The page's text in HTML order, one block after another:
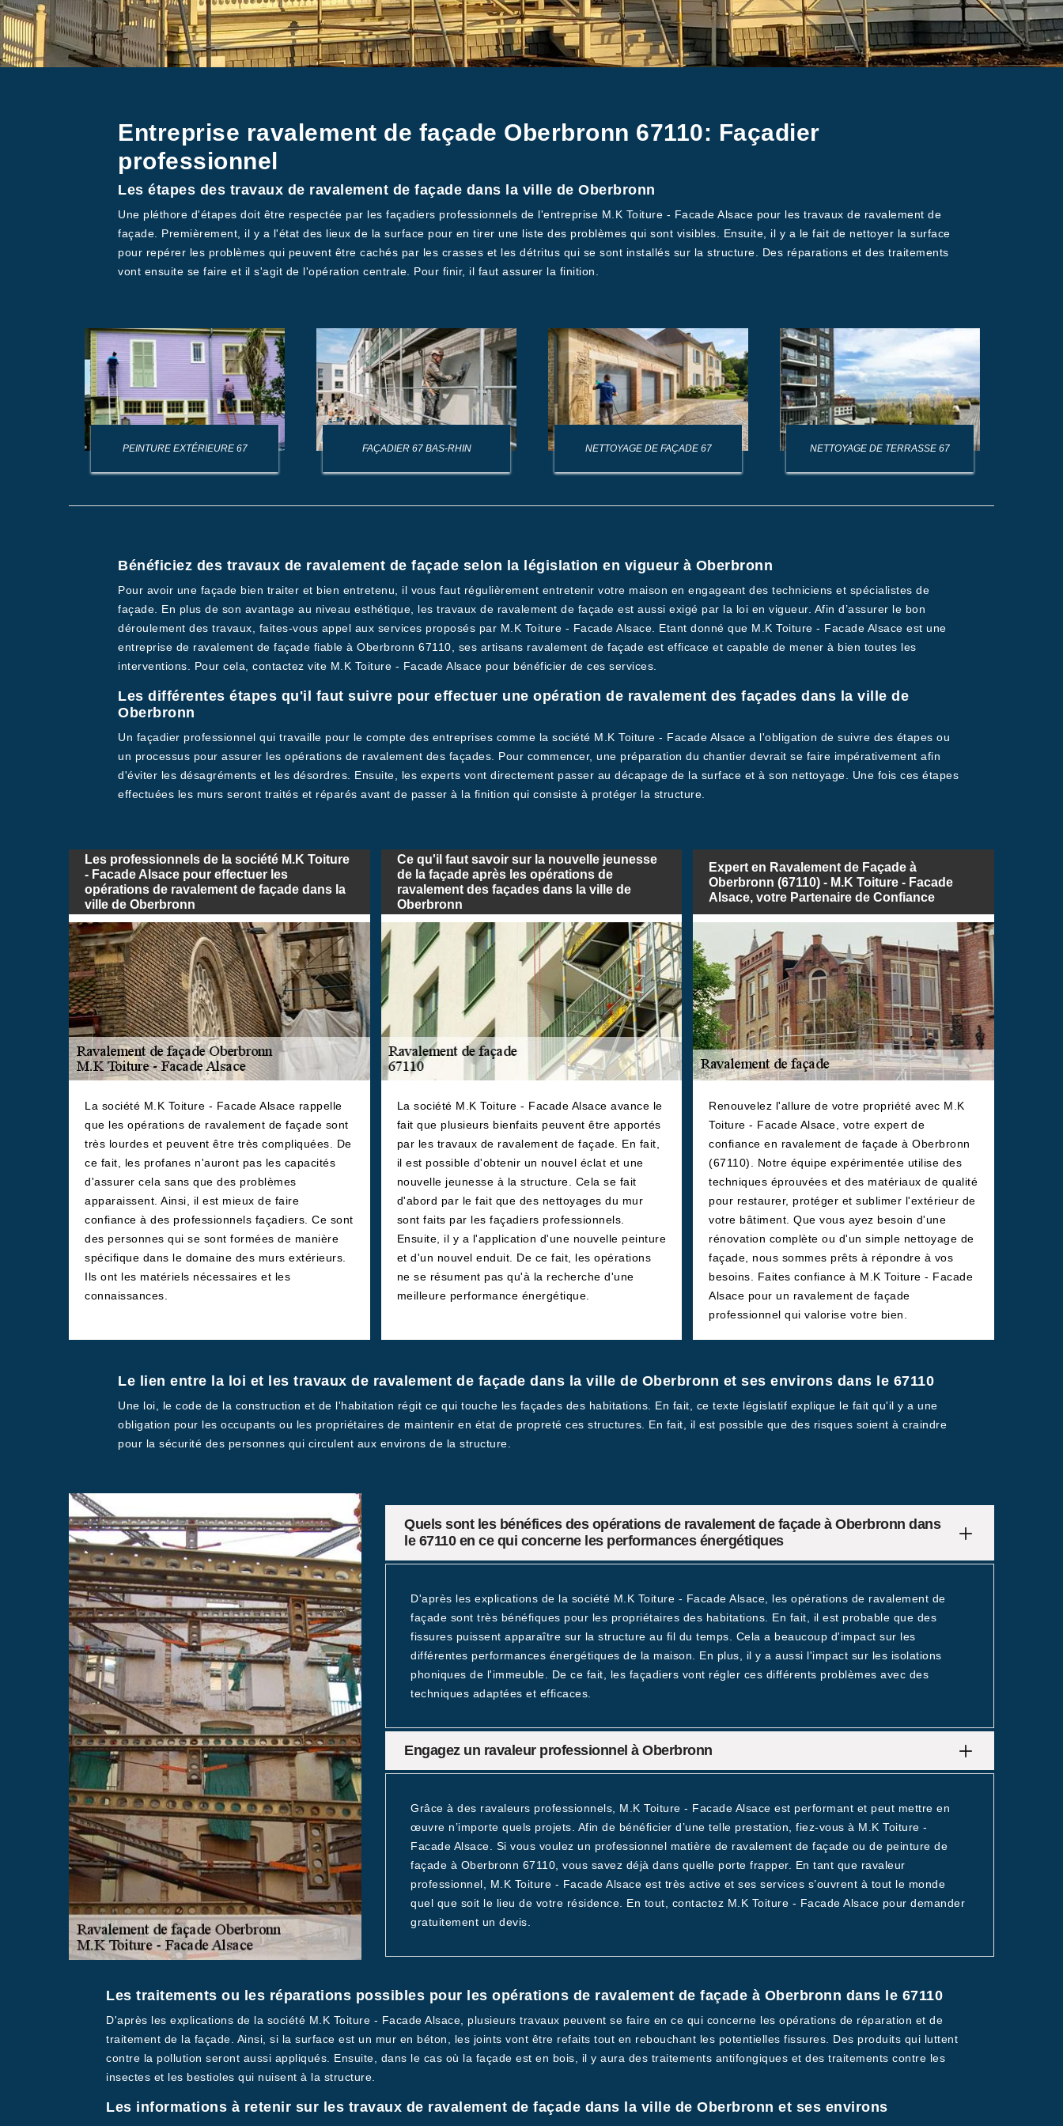
Entreprise ravalement de façade Oberbronn 67110: Façadier
professionnel
Les étapes des travaux de ravalement de façade dans la ville de Oberbronn
Une pléthore d'étapes doit être respectée par les façadiers professionnels de l'entreprise M.K Toiture - Facade Alsace pour les travaux de ravalement de
façade. Premièrement, il y a l'état des lieux de la surface pour en tirer une liste des problèmes qui sont visibles. Ensuite, il y a le fait de nettoyer la surface
pour repérer les problèmes qui peuvent être cachés par les crasses et les détritus qui se sont installés sur la structure. Des réparations et des traitements
vont ensuite se faire et il s'agit de l'opération centrale. Pour finir, il faut assurer la finition.
PEINTURE EXTÉRIEURE 67 FAÇADIER 67 BAS-RHIN NETTOYAGE DE FAÇADE 67 NETTOYAGE DE TERRASSE 67
Bénéficiez des travaux de ravalement de façade selon la législation en vigueur à Oberbronn
Pour avoir une façade bien traiter et bien entretenu, il vous faut régulièrement entretenir votre maison en engageant des techniciens et spécialistes de
façade. En plus de son avantage au niveau esthétique, les travaux de ravalement de façade est aussi exigé par la loi en vigueur. Afin d’assurer le bon
déroulement des travaux, faites-vous appel aux services proposés par M.K Toiture - Facade Alsace. Etant donné que M.K Toiture - Facade Alsace est une
entreprise de ravalement de façade fiable à Oberbronn 67110, ses artisans ravalement de façade est efficace et capable de mener à bien toutes les
interventions. Pour cela, contactez vite M.K Toiture - Facade Alsace pour bénéficier de ces services.
Les différentes étapes qu'il faut suivre pour effectuer une opération de ravalement des façades dans la ville de
Oberbronn
Un façadier professionnel qui travaille pour le compte des entreprises comme la société M.K Toiture - Facade Alsace a l'obligation de suivre des étapes ou
un processus pour assurer les opérations de ravalement des façades. Pour commencer, une préparation du chantier devrait se faire impérativement afin
d'éviter les désagréments et les désordres. Ensuite, les experts vont directement passer au décapage de la surface et à son nettoyage. Une fois ces étapes
effectuées les murs seront traités et réparés avant de passer à la finition qui consiste à protéger la structure.
Les professionnels de la société M.K Toiture
- Facade Alsace pour effectuer les
opérations de ravalement de façade dans la
ville de Oberbronn
La société M.K Toiture - Facade Alsace rappelle
que les opérations de ravalement de façade sont
très lourdes et peuvent être très compliquées. De
ce fait, les profanes n'auront pas les capacités
d'assurer cela sans que des problèmes
apparaissent. Ainsi, il est mieux de faire
confiance à des professionnels façadiers. Ce sont
des personnes qui se sont formées de manière
spécifique dans le domaine des murs extérieurs.
Ils ont les matériels nécessaires et les
connaissances.
Ce qu'il faut savoir sur la nouvelle jeunesse
de la façade après les opérations de
ravalement des façades dans la ville de
Oberbronn
La société M.K Toiture - Facade Alsace avance le
fait que plusieurs bienfaits peuvent être apportés
par les travaux de ravalement de façade. En fait,
il est possible d'obtenir un nouvel éclat et une
nouvelle jeunesse à la structure. Cela se fait
d'abord par le fait que des nettoyages du mur
sont faits par les façadiers professionnels.
Ensuite, il y a l'application d'une nouvelle peinture
et d'un nouvel enduit. De ce fait, les opérations
ne se résument pas qu'à la recherche d'une
meilleure performance énergétique.
Expert en Ravalement de Façade à
Oberbronn (67110) - M.K Toiture - Facade
Alsace, votre Partenaire de Confiance
Renouvelez l'allure de votre propriété avec M.K
Toiture - Facade Alsace, votre expert de
confiance en ravalement de façade à Oberbronn
(67110). Notre équipe expérimentée utilise des
techniques éprouvées et des matériaux de qualité
pour restaurer, protéger et sublimer l'extérieur de
votre bâtiment. Que vous ayez besoin d'une
rénovation complète ou d'un simple nettoyage de
façade, nous sommes prêts à répondre à vos
besoins. Faites confiance à M.K Toiture - Facade
Alsace pour un ravalement de façade
professionnel qui valorise votre bien.
Le lien entre la loi et les travaux de ravalement de façade dans la ville de Oberbronn et ses environs dans le 67110
Une loi, le code de la construction et de l'habitation régit ce qui touche les façades des habitations. En fait, ce texte législatif explique le fait qu'il y a une
obligation pour les occupants ou les propriétaires de maintenir en état de propreté ces structures. En fait, il est possible que des risques soient à craindre
pour la sécurité des personnes qui circulent aux environs de la structure.
Quels sont les bénéfices des opérations de ravalement de façade à Oberbronn dans
le 67110 en ce qui concerne les performances énergétiques
D'après les explications de la société M.K Toiture - Facade Alsace, les opérations de ravalement de
façade sont très bénéfiques pour les propriétaires des habitations. En fait, il est probable que des
fissures puissent apparaître sur la structure au fil du temps. Cela a beaucoup d'impact sur les
différentes performances énergétiques de la maison. En plus, il y a aussi l'impact sur les isolations
phoniques de l'immeuble. De ce fait, les façadiers vont régler ces différents problèmes avec des
techniques adaptées et efficaces.
Engagez un ravaleur professionnel à Oberbronn
Grâce à des ravaleurs professionnels, M.K Toiture - Facade Alsace est performant et peut mettre en
œuvre n’importe quels projets. Afin de bénéficier d’une telle prestation, fiez-vous à M.K Toiture -
Facade Alsace. Si vous voulez un professionnel matière de ravalement de façade ou de peinture de
façade à Oberbronn 67110, vous savez déjà dans quelle porte frapper. En tant que ravaleur
professionnel, M.K Toiture - Facade Alsace est très active et ses services s’ouvrent à tout le monde
quel que soit le lieu de votre résidence. En tout, contactez M.K Toiture - Facade Alsace pour demander
gratuitement un devis.
Les traitements ou les réparations possibles pour les opérations de ravalement de façade à Oberbronn dans le 67110
D'après les explications de la société M.K Toiture - Facade Alsace, plusieurs travaux peuvent se faire en ce qui concerne les opérations de réparation et de
traitement de la façade. Ainsi, si la surface est un mur en béton, les joints vont être refaits tout en rebouchant les potentielles fissures. Des produits qui luttent
contre la pollution seront aussi appliqués. Ensuite, dans le cas où la façade est en bois, il y aura des traitements antifongiques et des traitements contre les
insectes et les bestioles qui nuisent à la structure.
Les informations à retenir sur les travaux de ravalement de façade dans la ville de Oberbronn et ses environs